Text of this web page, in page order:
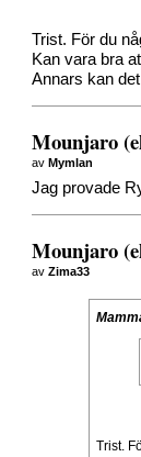
Trist. För du
Kan vara bra
Annars kan
Mounjaro
av Mymlan
Jag provade
Mounjaro
avZima33
Trist.